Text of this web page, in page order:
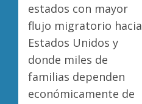
estados con mayor
flujo migratorio hacia
Estados Unidos y
donde miles de
familias dependen
económicamente de